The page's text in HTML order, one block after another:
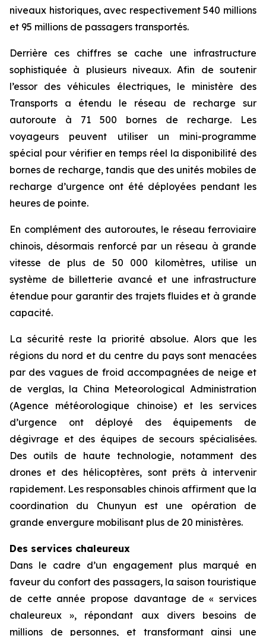
niveaux historiques, avec respectivement 540 millions
et 95 millions de passagers transportés.
Derrière ces chiffres se cache une infrastructure
sophistiquée à plusieurs niveaux. Afin de soutenir
l’essor des véhicules électriques, le ministère des
Transports a étendu le réseau de recharge sur
autoroute à 71 500 bornes de recharge. Les
voyageurs peuvent utiliser un mini-programme
spécial pour vérifier en temps réel la disponibilité des
bornes de recharge, tandis que des unités mobiles de
recharge d’urgence ont été déployées pendant les
heures de pointe.
En complément des autoroutes, le réseau ferroviaire
chinois, désormais renforcé par un réseau à grande
vitesse de plus de 50 000 kilomètres, utilise un
système de billetterie avancé et une infrastructure
étendue pour garantir des trajets fluides et à grande
capacité.
La sécurité reste la priorité absolue. Alors que les
régions du nord et du centre du pays sont menacées
par des vagues de froid accompagnées de neige et
de verglas, la China Meteorological Administration
(Agence météorologique chinoise) et les services
d’urgence ont déployé des équipements de
dégivrage et des équipes de secours spécialisées.
Des outils de haute technologie, notamment des
drones et des hélicoptères, sont prêts à intervenir
rapidement. Les responsables chinois affirment que la
coordination du Chunyun est une opération de
grande envergure mobilisant plus de 20 ministères.
Des services chaleureux
Dans le cadre d’un engagement plus marqué en
faveur du confort des passagers, la saison touristique
de cette année propose davantage de « services
chaleureux », répondant aux divers besoins de
millions de personnes, et transformant ainsi une